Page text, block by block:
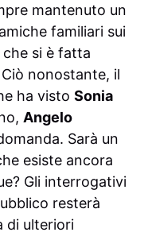
mantenuto un
familiari sui
si è fatta
nonostante, il
ha visto Sonia
Angelo
Sarà un
esiste ancora
Gli interrogativi
resterà
di ulteriori